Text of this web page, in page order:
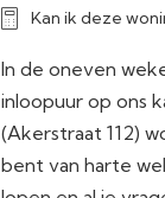
Kan ik deze
In de oneven
inloopuur op ons
(Akerstraat 112)
bent van harte